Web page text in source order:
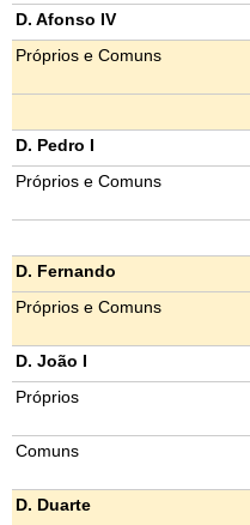
D. Afonso IV
Próprios e Comuns
D. Pedro I
Próprios e Comuns
D. Fernando
Próprios e Comuns
D. João I
Próprios
Comuns
D. Duarte